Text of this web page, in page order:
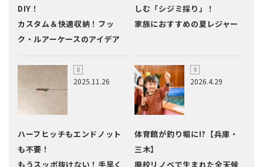
DIY！
カスタム＆快適収納！フッ
ク・ルアーケースのアイデア
しむ「シジミ採り」！
家族におすすめの夏レジャー
2025.11.26
ハーフヒッチもエンドノット
も不要！
もうスッポ抜けない！手早く
2026.4.29
体育館が釣り堀に!?【兵庫・
三木】
廃校リノベで生まれた全天候